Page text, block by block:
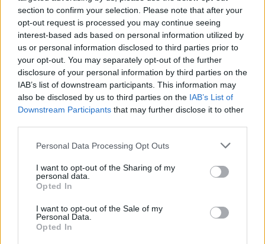
section to confirm your selection. Please note that after your
opt-out request is processed you may continue seeing
interest-based ads based on personal information utilized by
us or personal information disclosed to third parties prior to
your opt-out. You may separately opt-out of the further
disclosure of your personal information by third parties on the
IAB’s list of downstream participants. This information may
also be disclosed by us to third parties on the IAB’s List of
Downstream Participants that may further disclose it to other
Please note that this website/app uses one or more Google
not limited to your visit or usage behaviour. You may click to
grant or deny consent to Google and its third-party tags to
use your data for below specified purposes in below Google
consent section.
Personal Data Processing Opt Outs
I want to opt-out of the Sharing of my
personal data.
Opted In
I want to opt-out of the Sale of my
Personal Data.
Opted In
Hogyan válaszol Isten a
nagylelkűségedre?
ReveSz•2023. augusztus 21.